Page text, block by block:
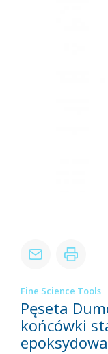
Fine Science Tools
Pęseta
końcówki